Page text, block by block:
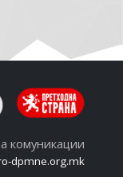
комуникации
dpmne.org.mk